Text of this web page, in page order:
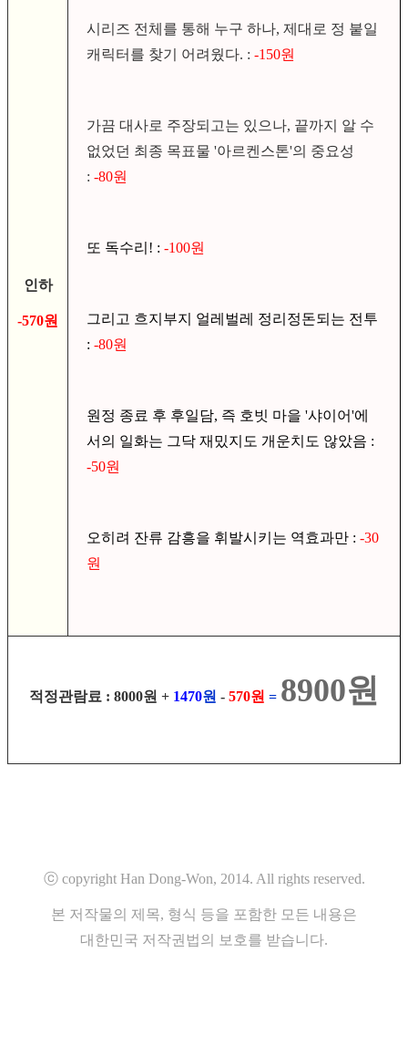
인하
-570원
시리즈 전체를 통해 누구 하나, 제대로 정 붙일
캐릭터를 찾기 어려웠다. : -150원
가끔 대사로 주장되고는 있으나, 끝까지 알 수
없었던 최종 목표물 '아르켄스톤'의 중요성
: -80원
또 독수리! : -100원
그리고 흐지부지 얼레벌레 정리정돈되는 전투
: -80원
원정 종료 후 후일담, 즉 호빗 마을 '샤이어'에
서의 일화는 그닥 재밌지도 개운치도 않았음 :
-50원
오히려 잔류 감흥을 휘발시키는 역효과만 : -30
원
적정관람료 : 8000원 + 1470원 - 570원 = 8900원
ⓒ copyright Han Dong-Won, 2014. All rights reserved.
본 저작물의 제목, 형식 등을 포함한 모든 내용은
대한민국 저작권법의 보호를 받습니다.